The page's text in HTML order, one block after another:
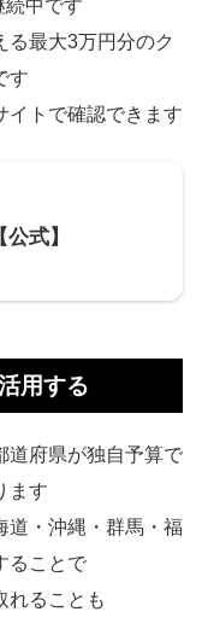
続中です
る最大3万円分のク
す
イトで確認できます
式】
用する
道府県が独自予算で
ます
道・沖縄・群馬・福
ることで
れることも